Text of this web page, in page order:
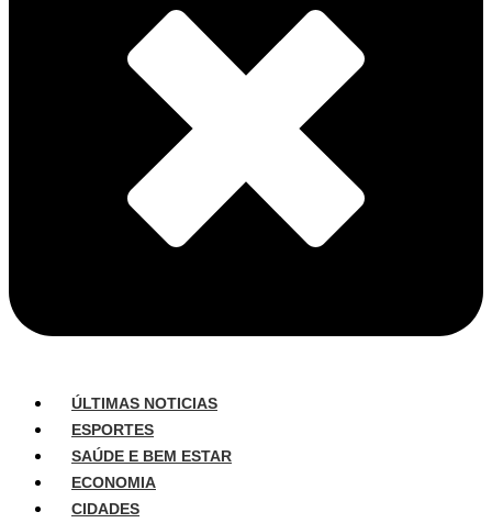
ÚLTIMAS NOTICIAS
ESPORTES
SAÚDE E BEM ESTAR
ECONOMIA
CIDADES